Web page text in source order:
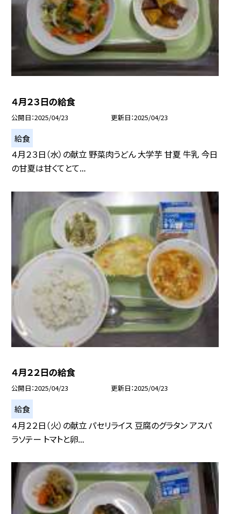
４月２３日の給食
公開日 2025/04/23 更新日 2025/04/23
給食
４月２３日（水）の献立 野菜肉うどん 大学芋 甘夏 牛乳 今日
の甘夏は甘くてとて...
４月２２日の給食
公開日 2025/04/23 更新日 2025/04/23
給食
４月２２日（火）の献立 パセリライス 豆腐のグラタン アスパ
ラソテー トマトと卵...